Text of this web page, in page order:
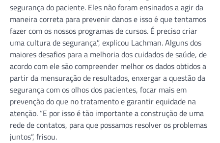
segurança do paciente. Eles não foram ensinados a agir da
maneira correta para prevenir danos e isso é que tentamos
fazer com os nossos programas de cursos. É preciso criar
uma cultura de segurança”, explicou Lachman. Alguns dos
maiores desafios para a melhoria dos cuidados de saúde, de
acordo com ele são compreender melhor os dados obtidos a
partir da mensuração de resultados, enxergar a questão da
segurança com os olhos dos pacientes, focar mais em
prevenção do que no tratamento e garantir equidade na
atenção. “E por isso é tão importante a construção de uma
rede de contatos, para que possamos resolver os problemas
juntos”, frisou.